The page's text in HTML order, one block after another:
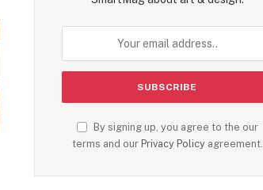
By signing up, you agree to the our
terms and our Privacy Policyagreement.